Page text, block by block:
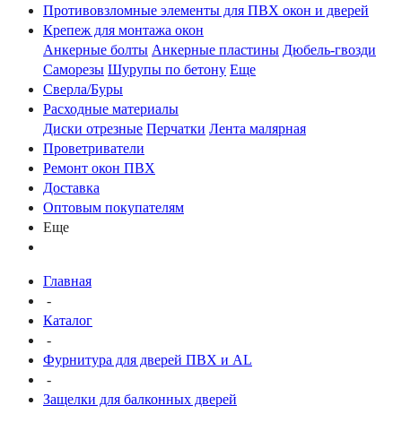
Противовзломные элементы для ПВХ окон и дверей
Крепеж для монтажа окон
Анкерные болты Анкерные пластины Дюбель-гвозди
Саморезы Шурупы по бетону Еще
Сверла/Буры
Расходные материалы
Диски отрезные Перчатки Лента малярная
Проветриватели
Ремонт окон ПВХ
Доставка
Оптовым покупателям
Еще
Главная
-
Каталог
-
Фурнитура для дверей ПВХ и AL
-
Защелки для балконных дверей